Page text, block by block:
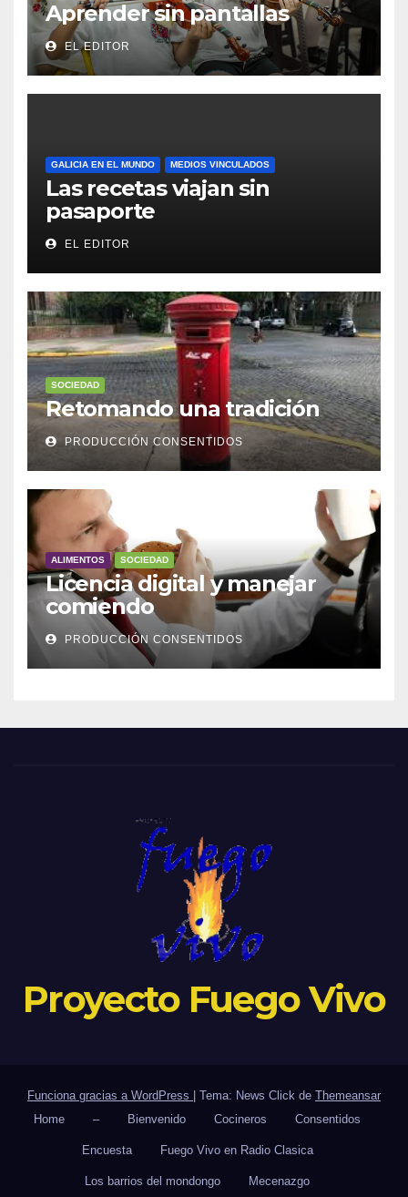
Aprender sin pantallas
EL EDITOR
GALICIA EN EL MUNDO MEDIOS VINCULADOS
Las recetas viajan sin
pasaporte
EL EDITOR
SOCIEDAD
Retomando una tradición
PRODUCCIÓN CONSENTIDOS
ALIMENTOS SOCIEDAD
Licencia digital y manejar
comiendo
PRODUCCIÓN CONSENTIDOS
Proyecto Fuego Vivo
Funciona gracias a WordPress Tema: News Click de Themeansar
Home
– Bienvenido Cocineros Consentidos
Encuesta Fuego Vivo en Radio Clasica
Los barrios del mondongo Mecenazgo